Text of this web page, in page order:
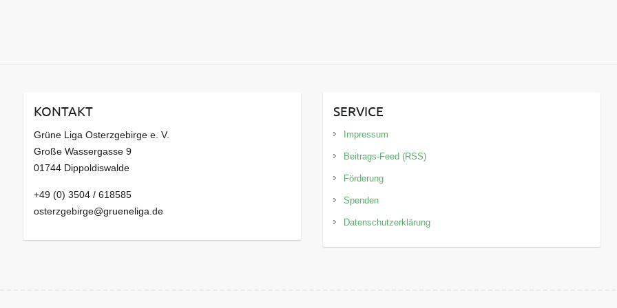
KONTAKT
Grüne Liga Osterzgebirge e. V.
Große Wassergasse 9
01744 Dippoldiswalde
+49 (0) 3504 / 618585
osterzgebirge@grueneliga.de
SERVICE
Impressum
Beitrags-Feed (RSS)
Förderung
Spenden
Datenschutzerklärung